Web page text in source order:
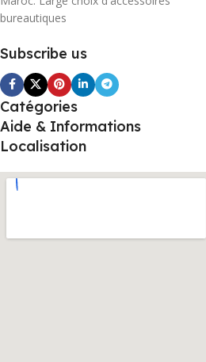
bureautiques
Subscribe us
Catégories
Aide & Informations
Localisation